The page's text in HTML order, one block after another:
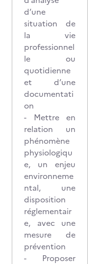
d’une
situation de
la vie
professionnel
le ou
quotidienne
et d’une
documentati
on
- Mettre en
relation un
phénomène
physiologiqu
e, un enjeu
environneme
ntal, une
disposition
réglementair
e, avec une
mesure de
prévention
- Proposer